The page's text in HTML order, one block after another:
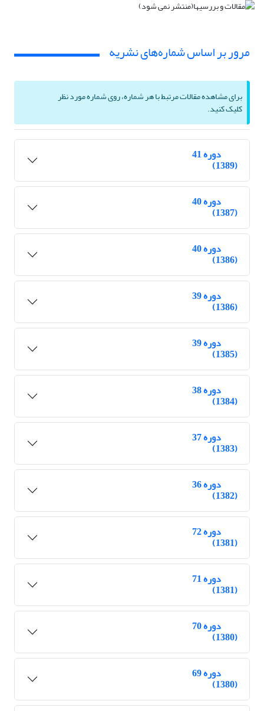
مرور بر اساس شماره‌های نشریه
برای مشاهده مقالات مرتبط با هر شماره، روی شماره مورد نظر
کلیک کنید.
دوره 41
(1389)
دوره 40
(1387)
دوره 40
(1386)
دوره 39
(1386)
دوره 39
(1385)
دوره 38
(1384)
دوره 37
(1383)
دوره 36
(1382)
دوره 72
(1381)
دوره 71
(1381)
دوره 70
(1380)
دوره 69
(1380)